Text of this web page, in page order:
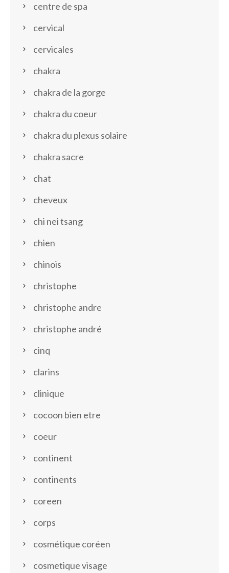
centre de spa
cervical
cervicales
chakra
chakra de la gorge
chakra du coeur
chakra du plexus solaire
chakra sacre
chat
cheveux
chi nei tsang
chien
chinois
christophe
christophe andre
christophe andré
cinq
clarins
clinique
cocoon bien etre
coeur
continent
continents
coreen
corps
cosmétique coréen
cosmetique visage